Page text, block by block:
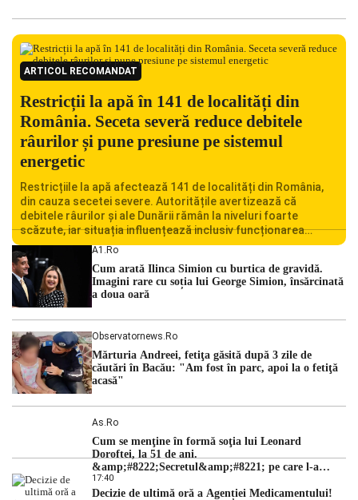
ARTICOL RECOMANDAT
Restricții la apă în 141 de localități din
România. Seceta severă reduce debitele
râurilor și pune presiune pe sistemul
energetic
Restricțiile la apă afectează 141 de localități din România,
din cauza secetei severe. Autoritățile avertizează că
debitele râurilor și ale Dunării rămân la niveluri foarte
scăzute, iar situația influențează inclusiv funcționarea
Centralei Nucleare de la Cernavodă. România se confruntă
cu una dintre cele mai dificile perioade din punct de vedere
hidrologic din ultimii ani. Lipsa […]
A1.ro
Cum arată Ilinca Simion cu burtica de gravidă.
Imagini rare cu soția lui George Simion, însărcinată
a doua oară
Observatornews.ro
Mărturia Andreei, fetiţa găsită după 3 zile de
căutări în Bacău: "Am fost în parc, apoi la o fetiţă
acasă"
As.ro
Cum se menţine în formă soţia lui Leonard
Doroftei, la 51 de ani.
&amp;#8222;Secretul&amp;#8221; pe care l-a
dezvăluit
17:40
Decizie de ultimă oră a Agenției Medicamentului!